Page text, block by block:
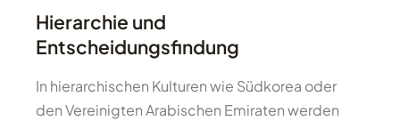
Hierarchie und
Entscheidungsfindung
In hierarchischen Kulturen wie Südkorea oder
den Vereinigten Arabischen Emiraten werden